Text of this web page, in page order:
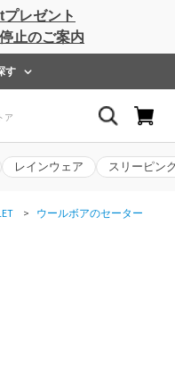
レゼント
止のご案内
す
レインウェア スリーピン
> ウールボアのセーター